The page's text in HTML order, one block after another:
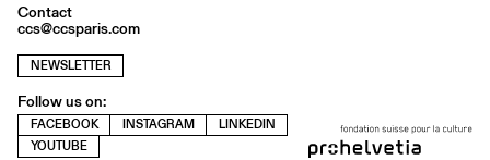
Contact
ccs@ccsparis.com
NEWSLETTER
Follow us on:
FACEBOOK INSTAGRAM
LINKEDIN
YOUTUBE